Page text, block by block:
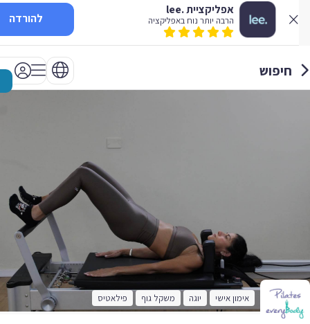
אפליקציית .lee
הרבה יותר נוח באפליקציה להורדה
חיפוש
אימון אישי יוגה משקל גוף פילאטיס